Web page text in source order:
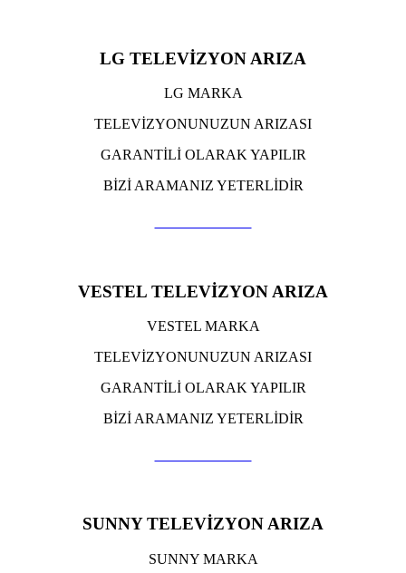
LG TELEVİZYON ARIZA
LG MARKA
TELEVİZYONUNUZUN ARIZASI
GARANTİLİ OLARAK YAPILIR
BİZİ ARAMANIZ YETERLİDİR
VESTEL TELEVİZYON ARIZA
VESTEL MARKA
TELEVİZYONUNUZUN ARIZASI
GARANTİLİ OLARAK YAPILIR
BİZİ ARAMANIZ YETERLİDİR
SUNNY TELEVİZYON ARIZA
SUNNY MARKA